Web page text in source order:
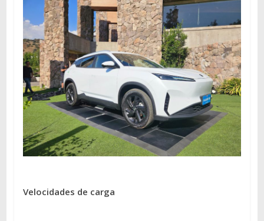
Velocidades de carga